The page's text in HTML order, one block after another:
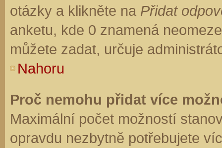
otázky a klikněte na Přidat
anketu, kde 0 znamená
můžete zadat, určuje
Nahoru
Proč nemohu přidat více
Maximální počet možností
opravdu nezbytně potřebujete